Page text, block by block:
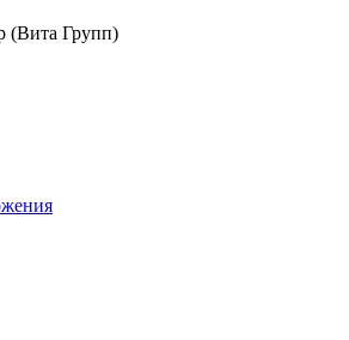
(Вита Групп)